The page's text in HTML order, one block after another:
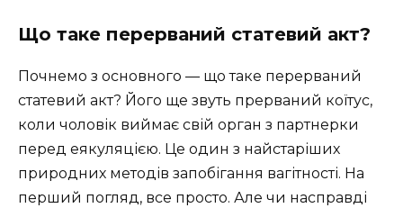
Що таке перерваний статевий акт?
Почнемо з основного — що таке перерваний
статевий акт? Його ще звуть прерваний коїтус,
коли чоловік виймає свій орган з партнерки
перед еякуляцією. Це один з найстаріших
природних методів запобігання вагітності. На
перший погляд, все просто. Але чи насправді